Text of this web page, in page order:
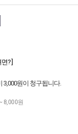
? ]
3,000원이 청구됩니다.
8,000원